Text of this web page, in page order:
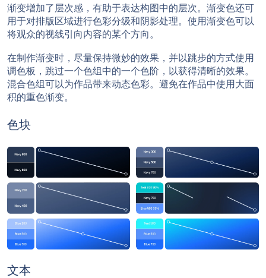
渐变增加了层次感，有助于表达构图中的层次。渐变色还可
用于对排版区域进行色彩分级和阴影处理。使用渐变色可以
将观众的视线引向内容的某个方向。
在制作渐变时，尽量保持微妙的效果，并以跳步的方式使用
调色板，跳过一个色组中的一个色阶，以获得清晰的效果。
混合色组可以为作品带来动态色彩。避免在作品中使用大面
积的重色渐变。
色块
文本